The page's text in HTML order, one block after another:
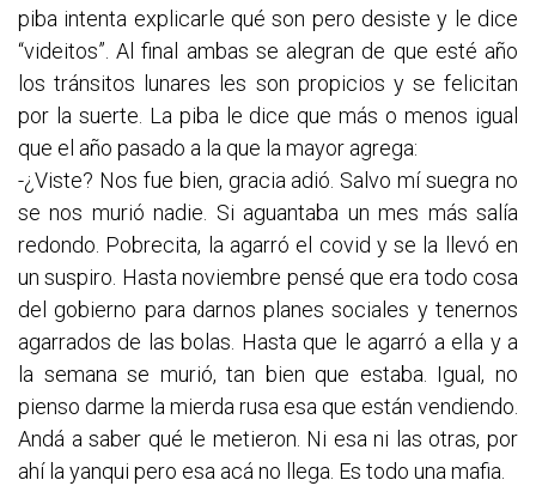
piba intenta explicarle qué son pero desiste y le dice
“videitos”. Al final ambas se alegran de que esté año
los tránsitos lunares les son propicios y se felicitan
por la suerte. La piba le dice que más o menos igual
que el año pasado a la que la mayor agrega:
-¿Viste? Nos fue bien, gracia adió. Salvo mí suegra no
se nos murió nadie. Si aguantaba un mes más salía
redondo. Pobrecita, la agarró el covid y se la llevó en
un suspiro. Hasta noviembre pensé que era todo cosa
del gobierno para darnos planes sociales y tenernos
agarrados de las bolas. Hasta que le agarró a ella y a
la semana se murió, tan bien que estaba. Igual, no
pienso darme la mierda rusa esa que están vendiendo.
Andá a saber qué le metieron. Ni esa ni las otras, por
ahí la yanqui pero esa acá no llega. Es todo una mafia.